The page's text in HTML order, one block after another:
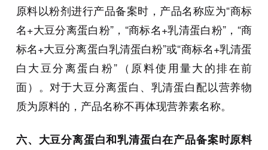
原料以粉剂进行产品备案时，产品名称应为“商标
名+大豆分离蛋白粉”，“商标名+乳清蛋白粉”，“商
标名+大豆分离蛋白乳清蛋白粉”或“商标名+乳清蛋
白大豆分离蛋白粉”（原料使用量大的排在前
面）。对于大豆分离蛋白、乳清蛋白配以营养物
质为原料的，产品名称不再体现营养素名称。
六、大豆分离蛋白和乳清蛋白在产品备案时原料